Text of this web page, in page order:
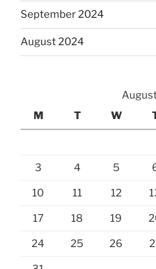
September 2024
August 2024
M
T W
3 4 5
10 11 12
17 18 19
24 25 26